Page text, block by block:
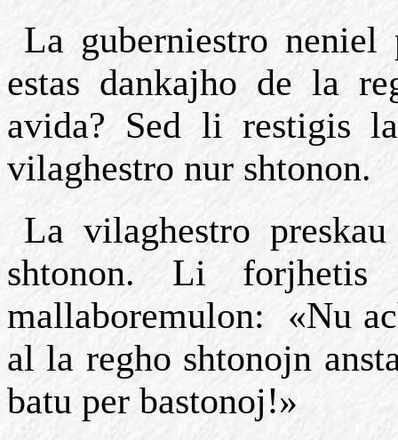
La guberniestro
estas dankajho de la
avida? Sed li restigis
vilaghestro nur shtonon.
La vilaghestro
shtonon. Li
mallaboremulon:
«Nu
al la regho shtonojn
batu per bastonoj!»